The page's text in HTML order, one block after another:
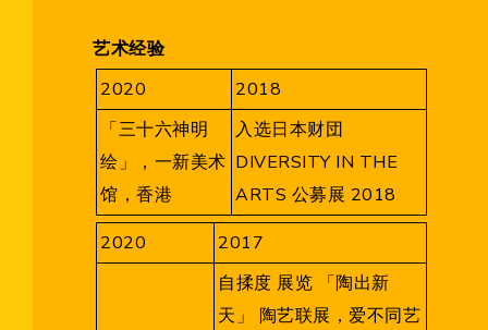
艺术经验
2020
2018
「三十六神明
绘」，一新美术
馆，香港
入选日本财団
DIVERSITY IN THE
ARTS 公募展 2018
2020
2017
自揉度 展览 「陶出新
天」 陶艺联展，爱不同艺